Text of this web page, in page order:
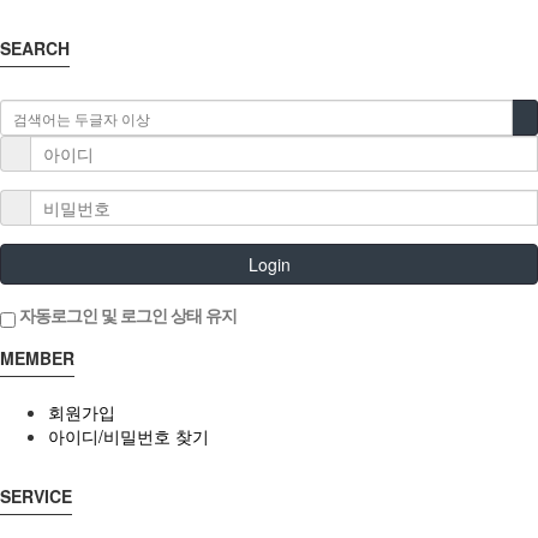
SEARCH
Login
자동로그인 및 로그인 상태 유지
MEMBER
회원가입
아이디/비밀번호 찾기
SERVICE